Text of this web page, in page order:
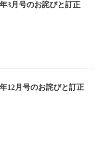
3月号のお詫びと訂正
12月号のお詫びと訂正